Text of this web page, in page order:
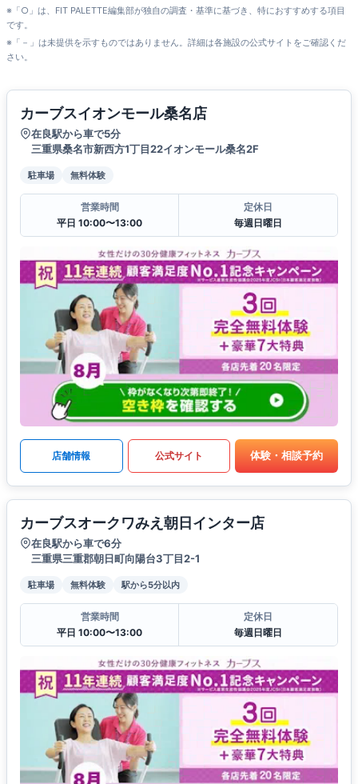
※「○」は、FIT PALETTE編集部が独自の調査・基準に基づき、特におすすめする項目
です。
※「－」は未提供を示すものではありません。詳細は各施設の公式サイトをご確認くだ
さい。
カーブスイオンモール桑名店
在良駅から車で5分
三重県桑名市新西方1丁目22イオンモール桑名2F
駐車場 無料体験
営業時間
平日 10:00〜13:00
定休日
毎週日曜日
店舗情報 公式サイト 体験・相談予約
カーブスオークワみえ朝日インター店
在良駅から車で6分
三重県三重郡朝日町向陽台3丁目2-1
駐車場 無料体験 駅から5分以内
営業時間
平日 10:00〜13:00
定休日
毎週日曜日